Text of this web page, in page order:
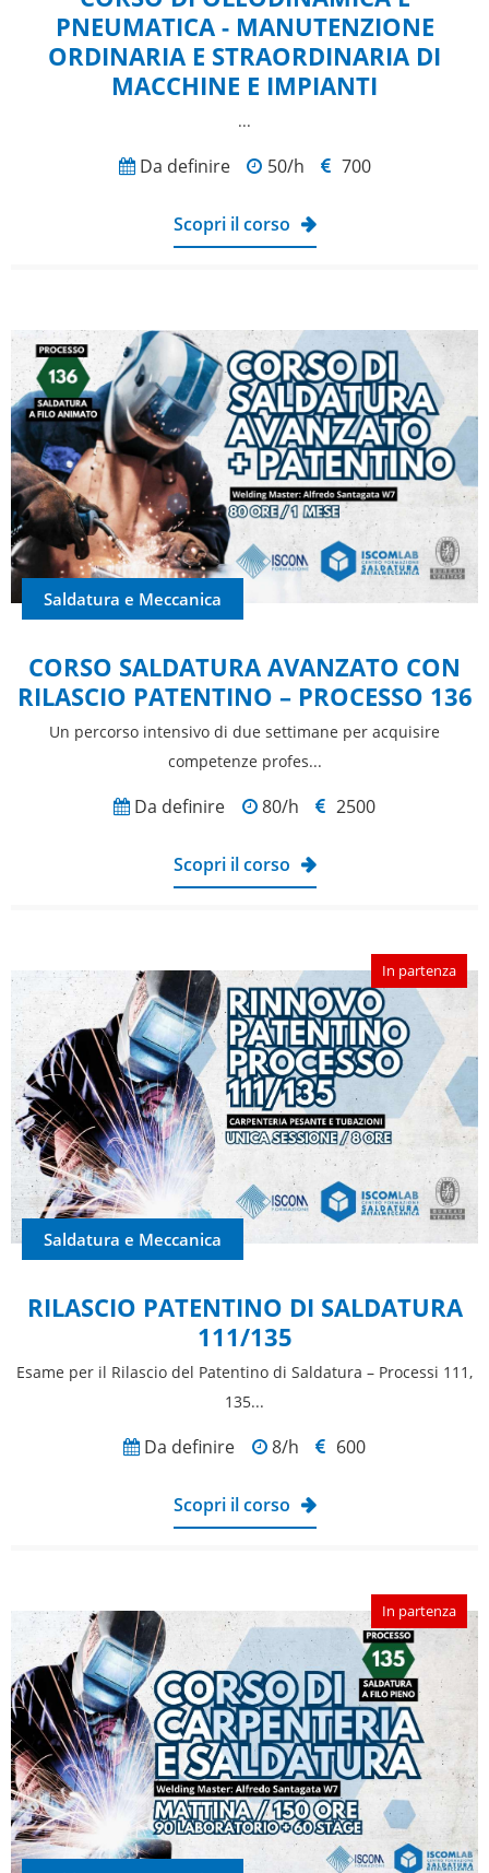
PNEUMATICA - MANUTENZIONE
ORDINARIA E STRAORDINARIA DI
MACCHINE E IMPIANTI
...
Da definire 50/h 700
Scopri il corso
Saldatura e Meccanica
CORSO SALDATURA AVANZATO CON
RILASCIO PATENTINO – PROCESSO 136
Un percorso intensivo di due settimane per acquisire
competenze profes...
Da definire 80/h 2500
Scopri il corso
In partenza
Saldatura e Meccanica
RILASCIO PATENTINO DI SALDATURA
111/135
Esame per il Rilascio del Patentino di Saldatura – Processi 111,
135...
Da definire 8/h 600
Scopri il corso
In partenza